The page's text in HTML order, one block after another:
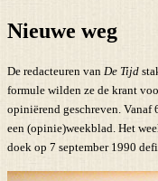
Nieuwe weg
De redacteuren van De Tijd
formule wilden ze de krant
opiniërend geschreven. Vanaf
een (opinie)weekblad. Het
doek op 7 september 1990